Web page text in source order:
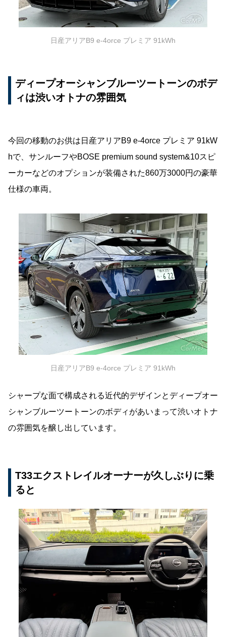
日産アリアB9 e-4orce プレミア 91kWh
ディープオーシャンブルーツートーンのボデ
ィは渋いオトナの雰囲気
今回の移動のお供は日産アリアB9 e-4orce プレミア 91kW
hで、サンルーフやBOSE premium sound system&10スピ
ーカーなどのオプションが装備された860万3000円の豪華
仕様の車両。
日産アリアB9 e-4orce プレミア 91kWh
シャープな面で構成される近代的デザインとディープオー
シャンブルーツートーンのボディがあいまって渋いオトナ
の雰囲気を醸し出しています。
T33エクストレイルオーナーが久しぶりに乗
ると